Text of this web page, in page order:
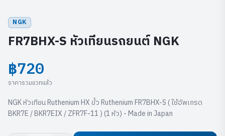
NGK
FR7BHX-S หัวเทียนรถยนต์ NGK
฿720
ราคารวมแวทแล้ว
NGK หัวเทียน Ruthenium HX ขั้ว Ruthenium FR7BHX-S ( ใช้อัพเกรด
BKR7E / BKR7EIX / ZFR7F-11 ) (1 หัว) - Made in Japan